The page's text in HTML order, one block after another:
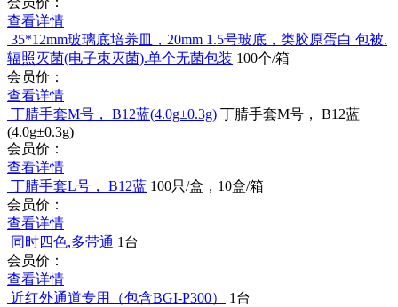
查看详情
35*12mm玻璃底培养皿，20mm 1.5号玻底，类胶原蛋白 包被.
辐照灭菌(电子束灭菌).单个无菌包装 100个/箱
会员价：
查看详情
丁腈手套M号， B12蓝(4.0g±0.3g) 丁腈手套M号， B12蓝
(4.0g±0.3g)
会员价：
查看详情
丁腈手套L号， B12蓝 100只/盒，10盒/箱
会员价：
查看详情
同时四色,多带通 1台
会员价：
查看详情
近红外通道专用（包含BGI-P300）
1台